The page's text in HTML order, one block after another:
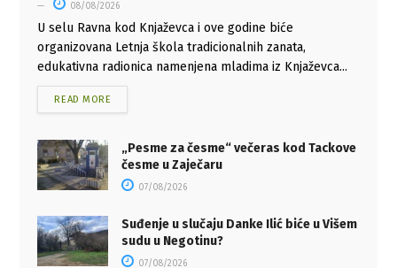
08/08/2026
U selu Ravna kod Knjaževca i ove godine biće
organizovana Letnja škola tradicionalnih zanata,
edukativna radionica namenjena mladima iz Knjaževca...
READ MORE
„Pesme za česme“ večeras kod Tackove
česme u Zaječaru
07/08/2026
Suđenje u slučaju Danke Ilić biće u Višem
sudu u Negotinu?
07/08/2026